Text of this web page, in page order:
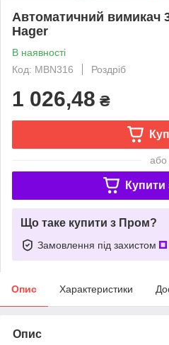
Автоматичний вимикач
Hager
В наявності
Код: MBN316
Роздріб
1 026,48 ₴
або
Купити
Що таке купити з Пром?
Замовлення під захистом
Опис Характеристики
Опис